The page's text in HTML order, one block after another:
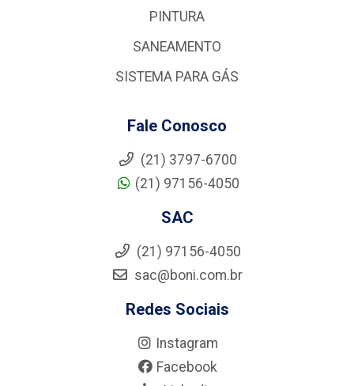
PINTURA
SANEAMENTO
SISTEMA PARA GÁS
Fale Conosco
(21) 3797-6700
(21) 97156-4050
SAC
(21) 97156-4050
sac@boni.com.br
Redes Sociais
Instagram
Facebook